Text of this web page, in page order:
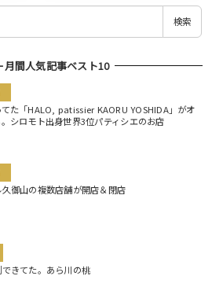
検索
月間人気記事ベスト10
た「HALO, patissier KAORU YOSHIDA」がオ
シロモト出身世界3位パティシエのお店
御山の複数店舗が開店＆閉店
きてた。あら川の桃